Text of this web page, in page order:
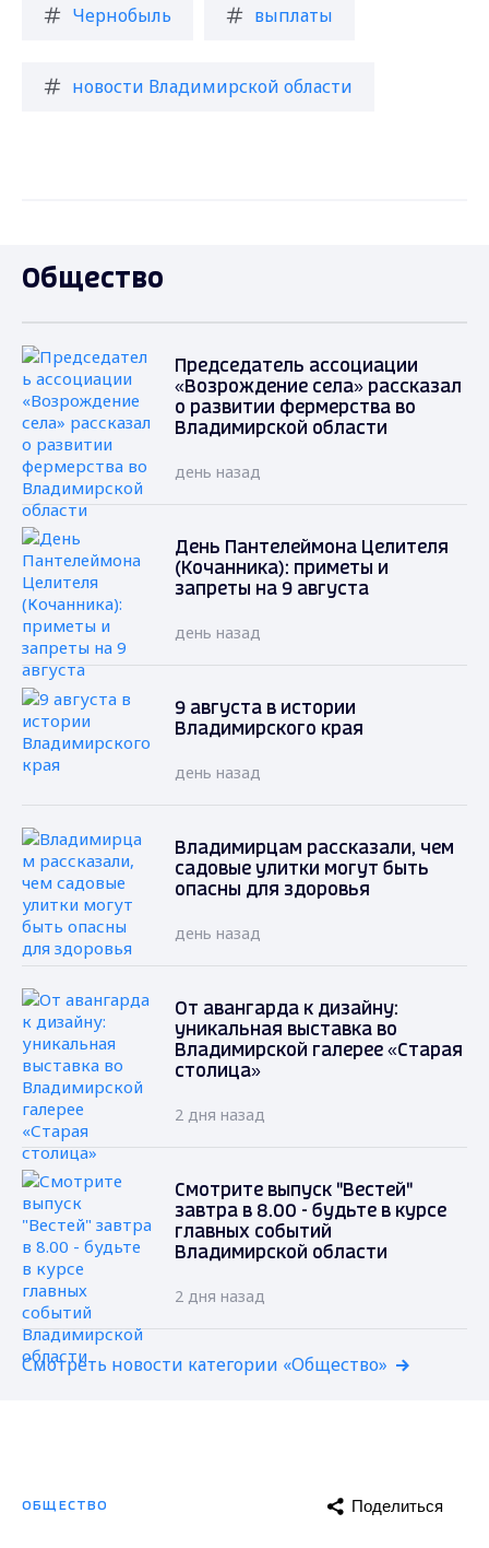
Чернобыль выплаты
новости Владимирской области
Общество
Председатель ассоциации
«Возрождение села» рассказал
о развитии фермерства во
Владимирской области
день назад
День Пантелеймона Целителя
(Кочанника): приметы и
запреты на 9 августа
день назад
9 августа в истории
Владимирского края
день назад
Владимирцам рассказали, чем
садовые улитки могут быть
опасны для здоровья
день назад
От авангарда к дизайну:
уникальная выставка во
Владимирской галерее «Старая
столица»
2 дня назад
Смотрите выпуск "Вестей"
завтра в 8.00 - будьте в курсе
главных событий
Владимирской области
2 дня назад
Смотреть новости категории «Общество»
ОБЩЕСТВО Поделиться